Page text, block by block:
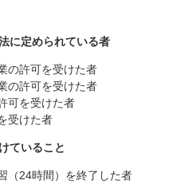
に定められている者
の許可を受けた者
の許可を受けた者
可を受けた者
受けた者
ていること
（24時間）を終了した者